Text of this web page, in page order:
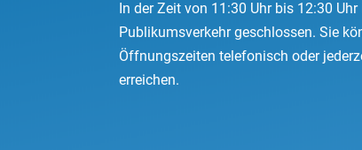
In der Zeit von 11:30 Uhr bis 12:30
Publikumsverkehr geschlossen. Sie
Öffnungszeiten telefonisch oder
erreichen.